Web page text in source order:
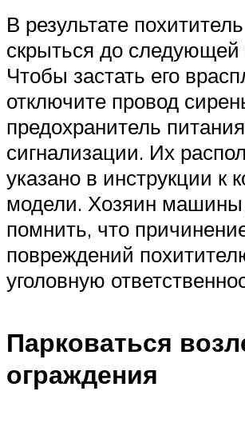
В результате
скрыться до следующей
Чтобы застать его
отключите провод
предохранитель
сигнализации. Их
указано в инструкции к
модели. Хозяин
помнить, что
повреждений
уголовную
Парковаться
ограждения